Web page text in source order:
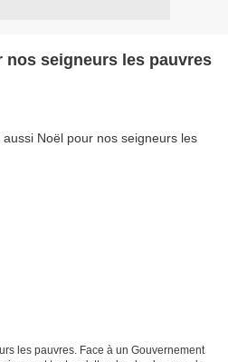
nos seigneurs les pauvres
les pauvres. Face à un Gouvernement